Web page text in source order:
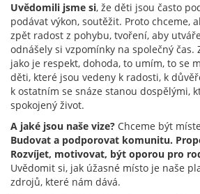
Uvědomili jsme si, že děti jsou často
podávat výkon, soutěžit. Proto chceme,
zpět radost z pohybu, tvoření, aby
odnášely si vzpomínky na společný
jako je respekt, dohoda, to umím, to se
děti, které jsou vedeny k radosti, k
k ostatním se snáze stanou dospělými,
spokojený život.
A jaké jsou naše vize? Chceme být
Budovat a podporovat komunitu.
Rozvíjet, motivovat, být oporou pro
Uvědomit si, jak úžasné místo je naše
zdrojů, které nám dává.